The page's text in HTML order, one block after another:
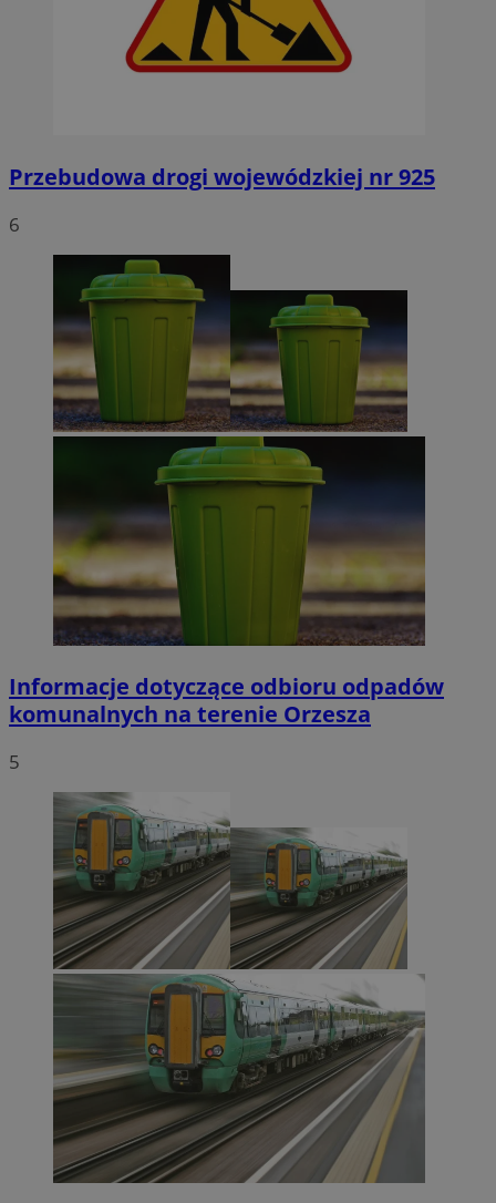
Przebudowa drogi wojewódzkiej nr 925
6
Informacje dotyczące odbioru odpadów
komunalnych na terenie Orzesza
5